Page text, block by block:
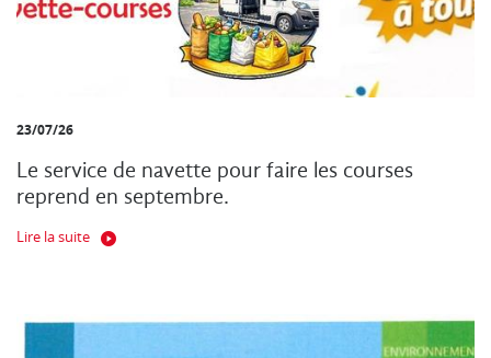
23/07/26
Le service de navette pour faire les courses
reprend en septembre.
Lire la suite